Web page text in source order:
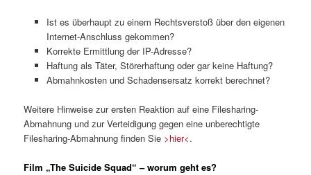
Ist es überhaupt zu einem Rechtsverstoß über den eigenen
Internet-Anschluss gekommen?
Korrekte Ermittlung der IP-Adresse?
Haftung als Täter, Störerhaftung oder gar keine Haftung?
Abmahnkosten und Schadensersatz korrekt berechnet?
Weitere Hinweise zur ersten Reaktion auf eine Filesharing-
Abmahnung und zur Verteidigung gegen eine unberechtigte
Filesharing-Abmahnung finden Sie >hier<.
Film „The Suicide Squad“ – worum geht es?